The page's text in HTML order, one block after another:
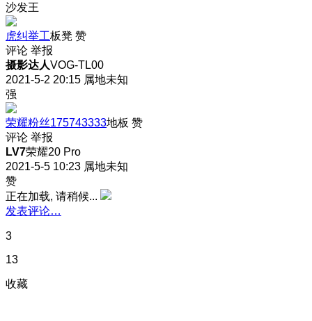
沙发王
虎纠举工板凳 赞
评论 举报
摄影达人VOG-TL00
2021-5-2 20:15 属地未知
强
荣耀粉丝175743333地板 赞
评论 举报
LV7荣耀20 Pro
2021-5-5 10:23 属地未知
赞
正在加载, 请稍候...
发表评论…
3
13
收藏